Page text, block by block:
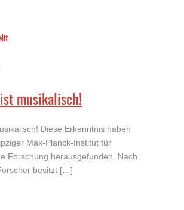
musikalisch!
Diese Erkenntnis haben
Max-Planck-Institut für
Forschung herausgefunden. Nach
besitzt […]